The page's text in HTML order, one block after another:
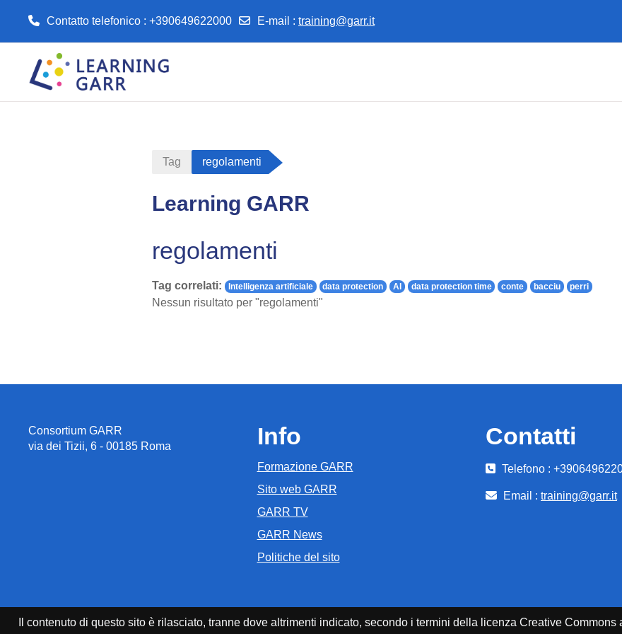
Contatto telefonico : +390649622000 E-mail : training@garr.it
Tag regolamenti
Learning GARR
regolamenti
Tag correlati: Intelligenza artificiale data protection AI data protection time conte bacciu perri
Nessun risultato per "regolamenti"
Consortium GARR
via dei Tizii, 6 - 00185 Roma
Info
Formazione GARR
Sito web GARR
GARR TV
GARR News
Politiche del sito
Contatti
Telefono :
Email : training@garr.it
Il contenuto di questo sito è rilasciato, tranne dove altrimenti indicato, secondo i termini della licenza Creative